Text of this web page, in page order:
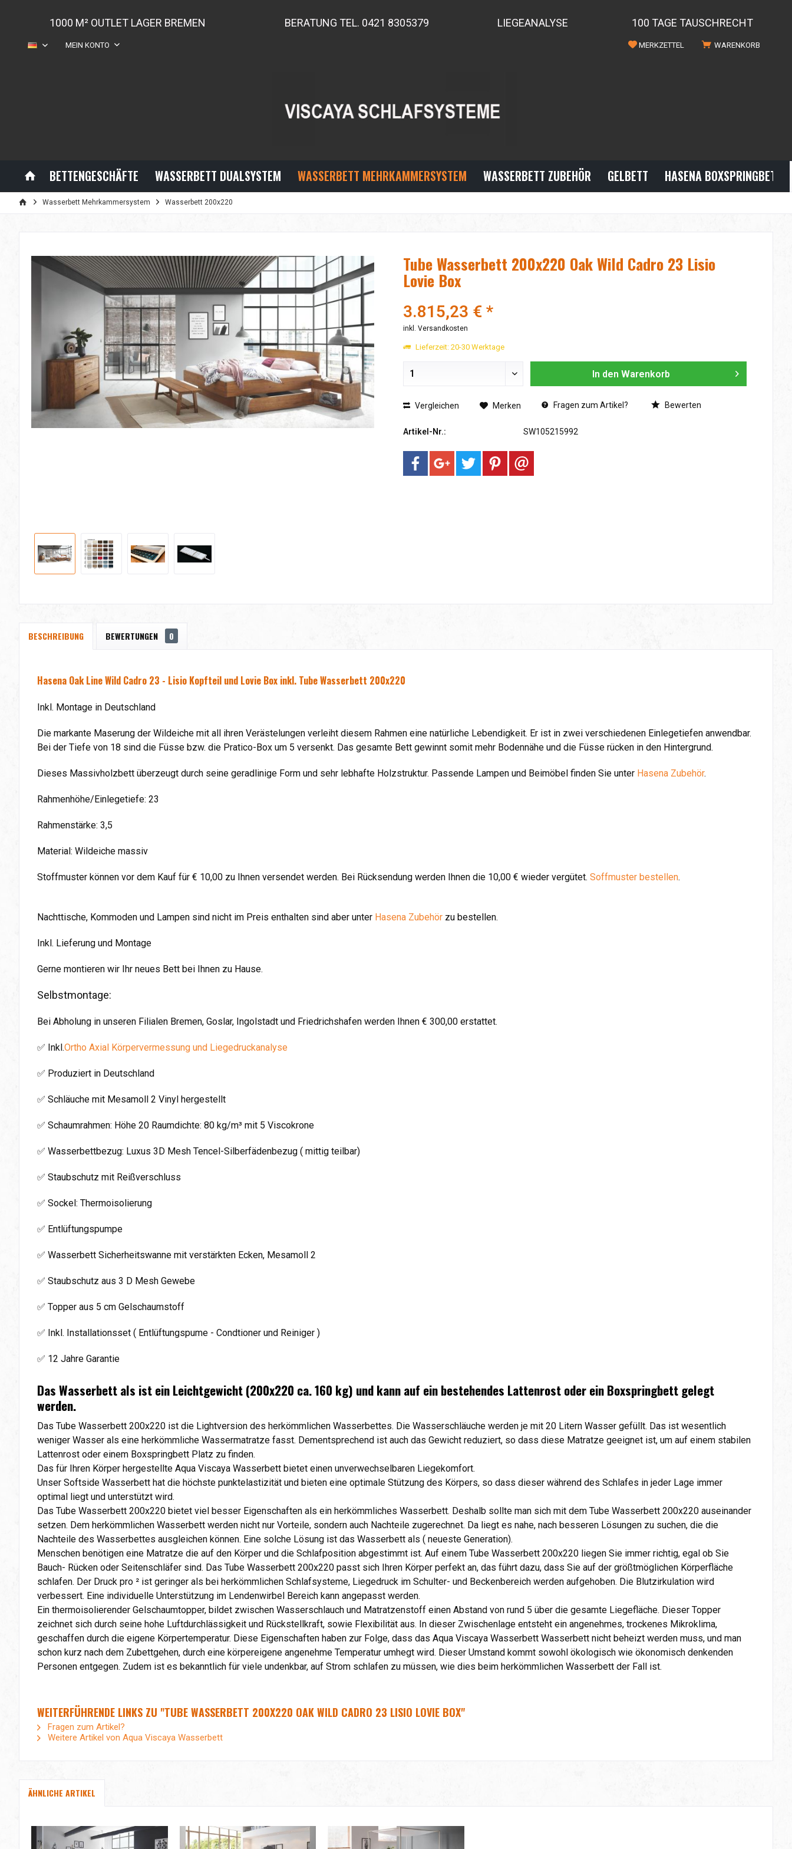
1000 M² OUTLET LAGER BREMEN BERATUNG TEL. 0421 8305379 LIEGEANALYSE 100 TAGE TAUSCHRECHT
WARENKORB
MERKZETTEL
MEIN KONTO
BETTENGESCHÄFTE WASSERBETT DUALSYSTEM WASSERBETT MEHRKAMMERSYSTEM WASSERBETT ZUBEHÖR GELBETT HASENA
Wasserbett Mehrkammersystem Wasserbett 200x220
Tube Wasserbett 200x220 Oak Wild Cadro 23 Lisio
Lovie Box
3.815,23 € *
inkl. Versandkosten
Lieferzeit: 20-30 Werktage
In den Warenkorb
Vergleichen Merken Fragen zum Artikel? Bewerten
Artikel-Nr.: SW105215992
BESCHREIBUNG BEWERTUNGEN 0
Hasena Oak Line Wild Cadro 23 - Lisio Kopfteil und Lovie Box inkl. Tube Wasserbett 200x220
Inkl. Montage in Deutschland
Die markante Maserung der Wildeiche mit all ihren Verästelungen verleiht diesem Rahmen eine natürliche Lebendigkeit. Er ist in zwei verschiedenen Einlegetiefen anwendbar.
Bei der Tiefe von 18 sind die Füsse bzw. die Pratico-Box um 5 versenkt. Das gesamte Bett gewinnt somit mehr Bodennähe und die Füsse rücken in den Hintergrund.
Dieses Massivholzbett überzeugt durch seine geradlinige Form und sehr lebhafte Holzstruktur. Passende Lampen und Beimöbel finden Sie unter Hasena Zubehör.
Rahmenhöhe/Einlegetiefe: 23
Rahmenstärke: 3,5
Material: Wildeiche massiv
Stoffmuster können vor dem Kauf für € 10,00 zu Ihnen versendet werden. Bei Rücksendung werden Ihnen die 10,00 € wieder vergütet. Soffmuster bestellen.
Nachttische, Kommoden und Lampen sind nicht im Preis enthalten sind aber unter Hasena Zubehör zu bestellen.
Inkl. Lieferung und Montage
Gerne montieren wir Ihr neues Bett bei Ihnen zu Hause.
Selbstmontage:
Bei Abholung in unseren Filialen Bremen, Goslar, Ingolstadt und Friedrichshafen werden Ihnen € 300,00 erstattet.
✅ Inkl.Ortho Axial Körpervermessung und Liegedruckanalyse
✅ Produziert in Deutschland
✅ Schläuche mit Mesamoll 2 Vinyl hergestellt
✅ Schaumrahmen: Höhe 20 Raumdichte: 80 kg/m³ mit 5 Viscokrone
✅ Wasserbettbezug: Luxus 3D Mesh Tencel-Silberfädenbezug ( mittig teilbar)
✅ Staubschutz mit Reißverschluss
✅ Sockel: Thermoisolierung
✅ Entlüftungspumpe
✅ Wasserbett Sicherheitswanne mit verstärkten Ecken, Mesamoll 2
✅ Staubschutz aus 3 D Mesh Gewebe
✅ Topper aus 5 cm Gelschaumstoff
✅ Inkl. Installationsset ( Entlüftungspume - Condtioner und Reiniger )
✅ 12 Jahre Garantie
Das Wasserbett als ist ein Leichtgewicht (200x220 ca. 160 kg) und kann auf ein bestehendes Lattenrost oder ein Boxspringbett gelegt
werden.
Das Tube Wasserbett 200x220 ist die Lightversion des herkömmlichen Wasserbettes. Die Wasserschläuche werden je mit 20 Litern Wasser gefüllt. Das ist wesentlich
weniger Wasser als eine herkömmliche Wassermatratze fasst. Dementsprechend ist auch das Gewicht reduziert, so dass diese Matratze geeignet ist, um auf einem stabilen
Lattenrost oder einem Boxspringbett Platz zu finden.
Das für Ihren Körper hergestellte Aqua Viscaya Wasserbett bietet einen unverwechselbaren Liegekomfort.
Unser Softside Wasserbett hat die höchste punktelastizität und bieten eine optimale Stützung des Körpers, so dass dieser während des Schlafes in jeder Lage immer
optimal liegt und unterstützt wird.
Das Tube Wasserbett 200x220 bietet viel besser Eigenschaften als ein herkömmliches Wasserbett. Deshalb sollte man sich mit dem Tube Wasserbett 200x220 auseinander
setzen. Dem herkömmlichen Wasserbett werden nicht nur Vorteile, sondern auch Nachteile zugerechnet. Da liegt es nahe, nach besseren Lösungen zu suchen, die die
Nachteile des Wasserbettes ausgleichen können. Eine solche Lösung ist das Wasserbett als ( neueste Generation).
Menschen benötigen eine Matratze die auf den Körper und die Schlafposition abgestimmt ist. Auf einem Tube Wasserbett 200x220 liegen Sie immer richtig, egal ob Sie
Bauch- Rücken oder Seitenschläfer sind. Das Tube Wasserbett 200x220 passt sich Ihren Körper perfekt an, das führt dazu, dass Sie auf der größtmöglichen Körperfläche
schlafen. Der Druck pro ² ist geringer als bei herkömmlichen Schlafsysteme, Liegedruck im Schulter- und Beckenbereich werden aufgehoben. Die Blutzirkulation wird
verbessert. Eine individuelle Unterstützung im Lendenwirbel Bereich kann angepasst werden.
Ein thermoisolierender Gelschaumtopper, bildet zwischen Wasserschlauch und Matratzenstoff einen Abstand von rund 5 über die gesamte Liegefläche. Dieser Topper
zeichnet sich durch seine hohe Luftdurchlässigkeit und Rückstellkraft, sowie Flexibilität aus. In dieser Zwischenlage entsteht ein angenehmes, trockenes Mikroklima,
geschaffen durch die eigene Körpertemperatur. Diese Eigenschaften haben zur Folge, dass das Aqua Viscaya Wasserbett Wasserbett nicht beheizt werden muss, und man
schon kurz nach dem Zubettgehen, durch eine körpereigene angenehme Temperatur umhegt wird. Dieser Umstand kommt sowohl ökologisch wie ökonomisch denkenden
Personen entgegen. Zudem ist es bekanntlich für viele undenkbar, auf Strom schlafen zu müssen, wie dies beim herkömmlichen Wasserbett der Fall ist.
WEITERFÜHRENDE LINKS ZU "TUBE WASSERBETT 200X220 OAK WILD CADRO 23 LISIO LOVIE BOX"
Fragen zum Artikel?
Weitere Artikel von Aqua Viscaya Wasserbett
ÄHNLICHE ARTIKEL